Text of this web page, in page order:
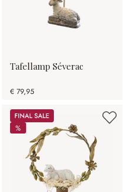
Tafellamp Séverac
€ 79,95
Sale
%
%